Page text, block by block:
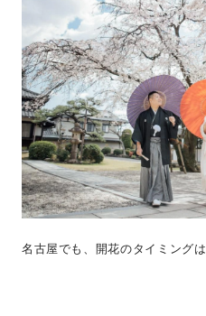
名古屋でも、開花のタイミングは